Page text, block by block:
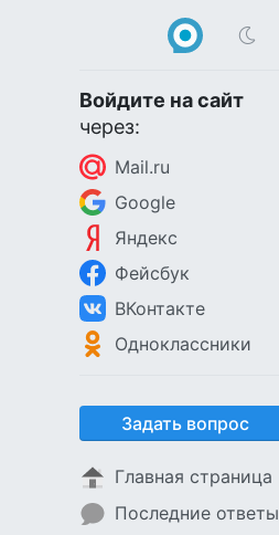
Войдите на сайт
через:
Mail.ru
Google
Яндекс
Фейсбук
ВКонтакте
Одноклассники
Задать вопрос
Главная страница
Последние ответы